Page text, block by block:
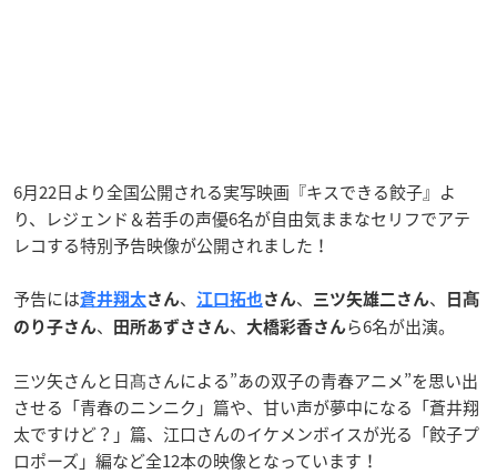
6月22日より全国公開される実写映画『キスできる餃子』よ
り、レジェンド＆若手の声優6名が自由気ままなセリフでアテ
レコする特別予告映像が公開されました！
予告には蒼井翔太さん、 江口拓也 さん、 三ツ矢雄二さん、
日髙
のり子さん、 田所あずささん、 大橋彩香さんら6名が出演。
三ツ矢さんと日髙さんによる”あの双子の青春アニメ”を思い出
させる「青春のニンニク」篇や、甘い声が夢中になる「蒼井翔
太ですけど？」篇、江口さんのイケメンボイスが光る「餃子プ
ロポーズ」編など全12本の映像となっています！